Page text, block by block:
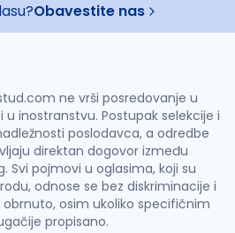
Obavestite nas
ne vrši posredovanje u
u inostranstvu. Postupak selekcije i
poslodavca, a odredbe
direktan dogovor između
Svi pojmovi u oglasima, koji su
odnose se bez diskriminacije i
osim ukoliko specifičnim
propisano.